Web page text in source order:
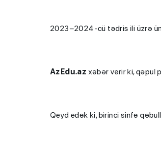
2023–2024-cü tədris ili üzrə
AzEdu.az xəbər verir ki, qəpul
Qeyd edək ki, birinci sinfə